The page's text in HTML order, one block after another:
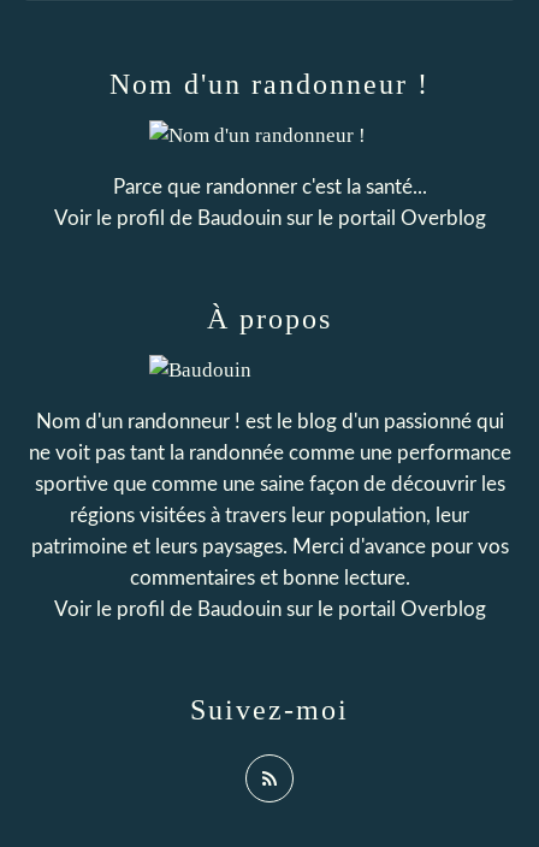
Nom d'un randonneur !
Parce que randonner c'est la santé...
Voir le profil de Baudouinsur le portail Overblog
Suivez-moi
À propos
Nom d'un randonneur ! est le blog d'un passionné qui
ne voit pas tant la randonnée comme une performance
sportive que comme une saine façon de découvrir les
régions visitées à travers leur population, leur
patrimoine et leurs paysages. Merci d'avance pour vos
commentaires et bonne lecture.
Voir le profil de Baudouinsur le portail Overblog